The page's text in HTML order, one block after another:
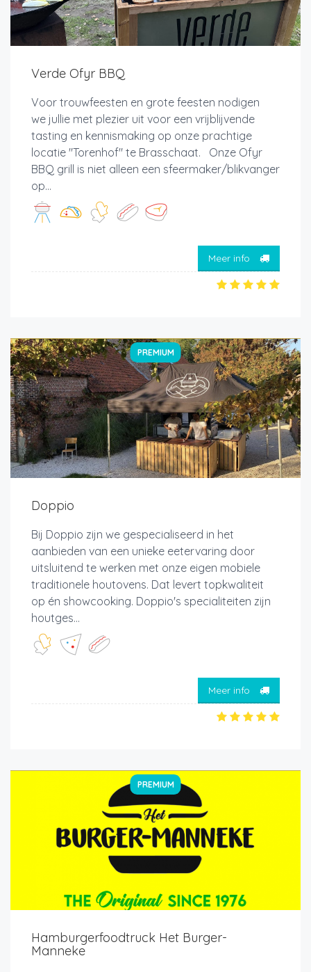
Verde Ofyr BBQ
Voor trouwfeesten en grote feesten nodigen
we jullie met plezier uit voor een vrijblijvende
tasting en kennismaking op onze prachtige
locatie "Torenhof" te Brasschaat. Onze Ofyr
BBQ grill is niet alleen een sfeermaker/blikvanger
op...
Meer info
PREMIUM
Doppio
Bij Doppio zijn we gespecialiseerd in het
aanbieden van een unieke eetervaring door
uitsluitend te werken met onze eigen mobiele
traditionele houtovens. Dat levert topkwaliteit
op én showcooking. Doppio's specialiteiten zijn
houtges...
Meer info
PREMIUM
Hamburgerfoodtruck Het Burger-
Manneke